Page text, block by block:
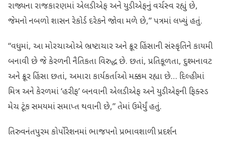
રાજ્યના રાજકારણમાં એલડીએફ અને યુડીએફનું વર્ચસ્વ રહ્યું છે,
જેમનો નબળો શાસન રેકોર્ડ દરેકને જોવા મળે છે,” પત્રમાં લખ્યું હતું.
“વધુમાં, આ મોરચાઓએ ભ્રષ્ટાચાર અને ક્રૂર હિંસાની સંસ્કૃતિને કાયમી
બનાવી છે જે કેરળની નૈતિકતા વિરુદ્ધ છે. છતાં, પ્રતિકૂળતા, દુશ્મનાવટ
અને ક્રૂર હિંસા છતાં, અમારા કાર્યકર્તાઓ મક્કમ રહ્યા છે… દિલ્હીમાં
મિત્ર અને કેરળમાં ‘હરીફ’ બનવાની એલડીએફ અને યુડીએફની ફિક્સ્ડ
મેચ ટૂંક સમયમાં સમાપ્ત થવાની છે,” તેમાં ઉમેર્યું હતું.
તિરુવનંતપુરમ કોર્પોરેશનમાં ભાજપનો પ્રભાવશાળી પ્રદર્શન